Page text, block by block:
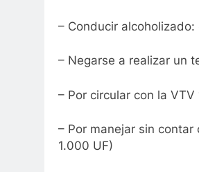
– Conducir
– Negarse a realizar un
– Por circular con la
– Por manejar sin
1.000 UF)